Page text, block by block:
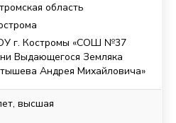
область
г. Костромы «СОШ №37
Выдающегося Земляка
Андрея Михайловича»
высшая